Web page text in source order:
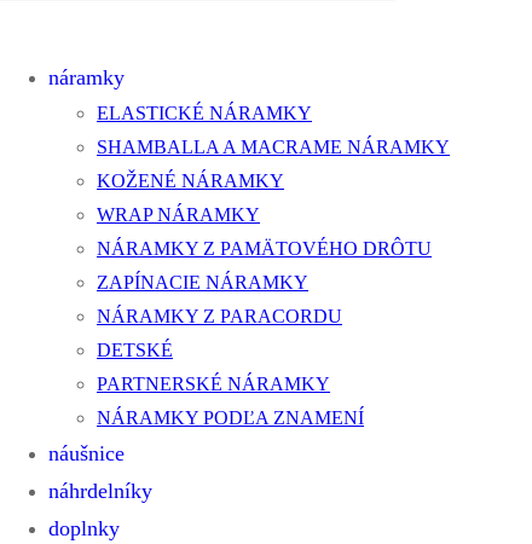
náramky
ELASTICKÉ NÁRAMKY
SHAMBALLA A MACRAME NÁRAMKY
KOŽENÉ NÁRAMKY
WRAP NÁRAMKY
NÁRAMKY Z PAMÄTOVÉHO DRÔTU
ZAPÍNACIE NÁRAMKY
NÁRAMKY Z PARACORDU
DETSKÉ
PARTNERSKÉ NÁRAMKY
NÁRAMKY PODĽA ZNAMENÍ
náušnice
náhrdelníky
doplnky